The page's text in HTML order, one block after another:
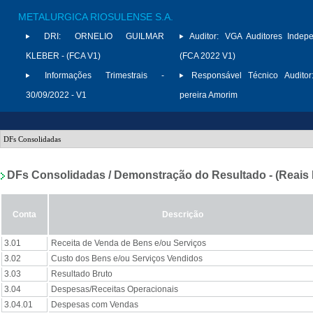
METALURGICA RIOSULENSE S.A.
DRI:
ORNELIO GUILMAR
KLEBER - (FCA V1)
Informações Trimestrais -
30/09/2022 - V1
Auditor:
VGA Auditores
(FCA 2022 V1)
Responsável Técnico Auditor:
pereira Amorim